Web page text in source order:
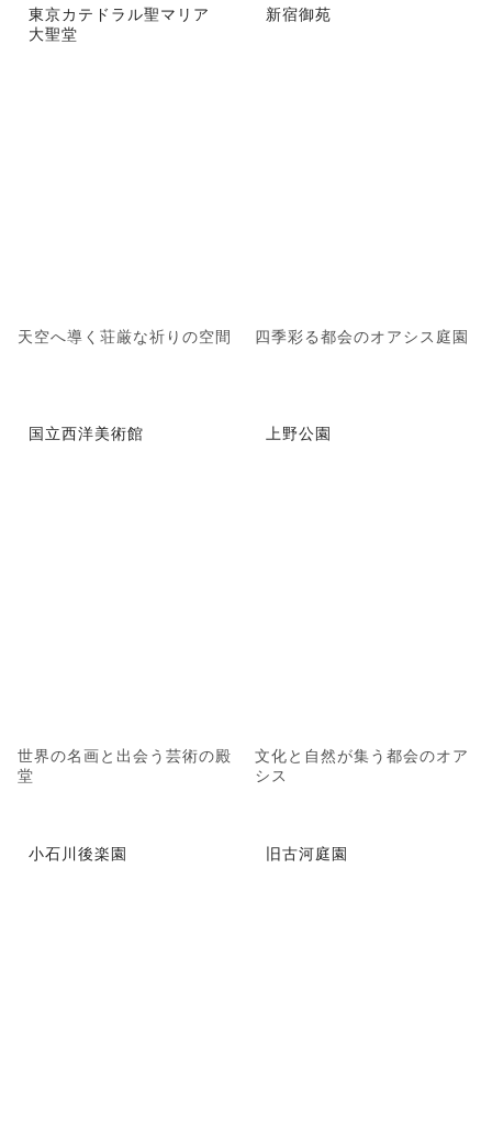
東京カテドラル聖マリア
大聖堂
天空へ導く荘厳な祈りの空間
新宿御苑
四季彩る都会のオアシス庭園
国立西洋美術館
世界の名画と出会う芸術の殿
堂
上野公園
文化と自然が集う都会のオア
シス
小石川後楽園 旧古河庭園